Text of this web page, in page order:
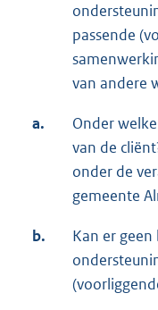
passende
van andere
a.
Onder
van de
onder de
gemeente
b.
Kan er